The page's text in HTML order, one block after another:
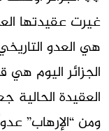
غيرت عقيدتها
هي العدو
الجزائر اليوم هي
العقيدة الحالية
ومن “الإرهاب”